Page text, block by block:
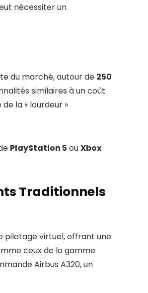
nécessiter un
du marché, autour de 250
similaires à un coût
la « lourdeur »
PlayStation 5 ouXbox
Traditionnels
pilotage virtuel, offrant une
ceux de la gamme
Airbus A320, un